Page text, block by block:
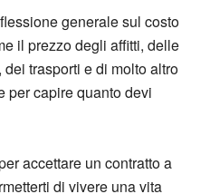
generale sul costo
il prezzo degli affitti, delle
trasporti e di molto altro
per capire quanto devi
accettare un contratto a
di vivere una vita